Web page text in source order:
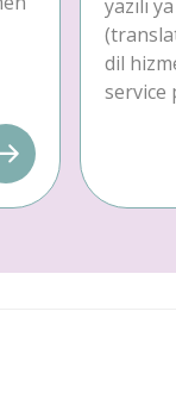
yazılı
dil
service